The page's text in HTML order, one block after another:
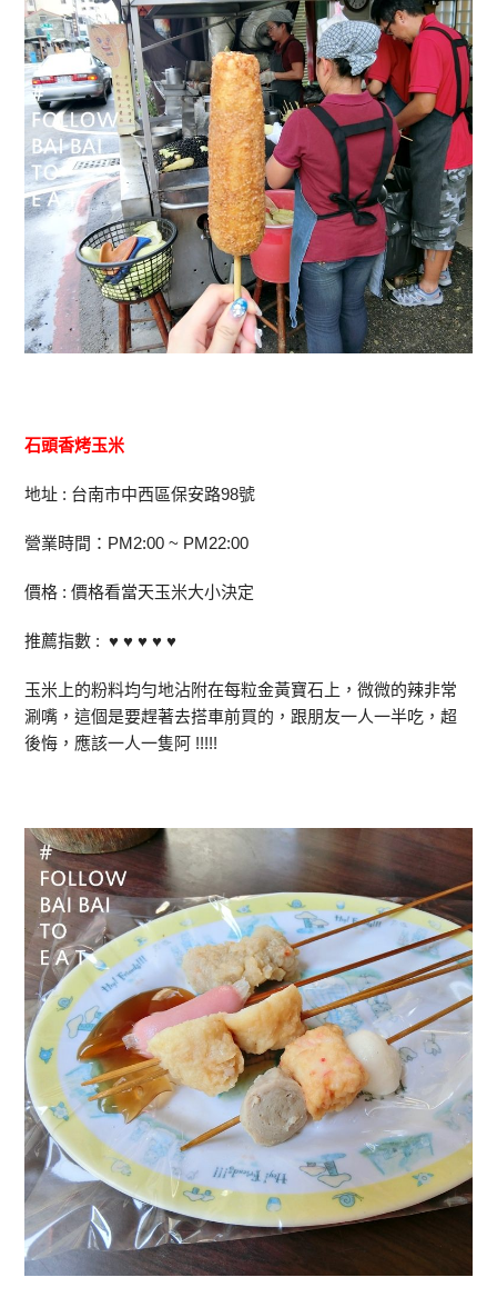
石頭香烤玉米
地址 : 台南市中西區保安路98號
營業時間：PM2:00 ~ PM22:00
價格 : 價格看當天玉米大小決定
推薦指數 : ♥ ♥ ♥ ♥ ♥
玉米上的粉料均勻地沾附在每粒金黃寶石上，微微的辣非常
涮嘴，這個是要趕著去搭車前買的，跟朋友一人一半吃，超
後悔，應該一人一隻阿 !!!!!